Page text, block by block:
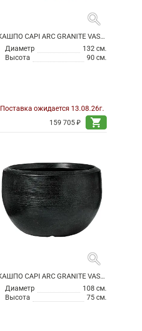
search
КАШПО CAPI ARC GRANITE VASE BALL ANTHRACITE
Диаметр
132 см.
Высота
90 см.
Поставка ожидается 13.08.26г.
159 705 ₽
shopping_cart
search
КАШПО CAPI ARC GRANITE VASE BALL BLACK
Диаметр
108 см.
Высота
75 см.